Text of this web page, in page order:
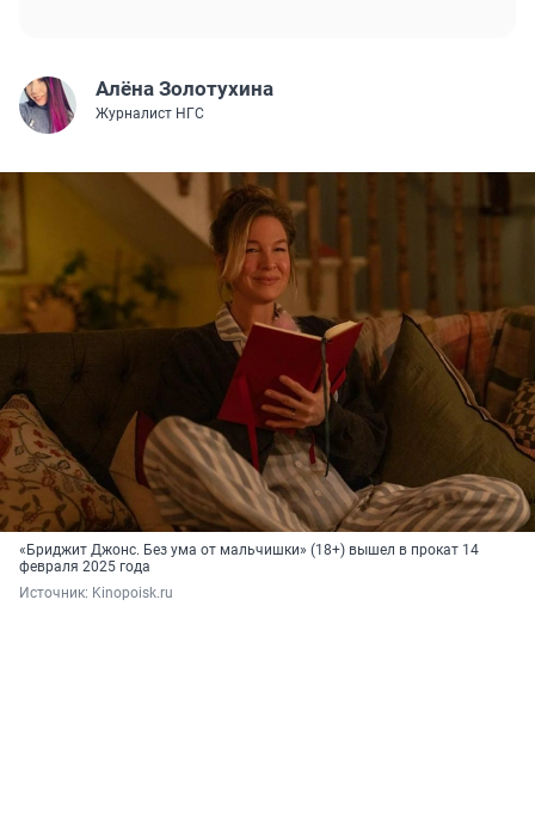
Алёна Золотухина
Журналист НГС
«Бриджит Джонс. Без ума от мальчишки» (18+) вышел в прокат 14
февраля 2025 года
Источник: Kinopoisk.ru